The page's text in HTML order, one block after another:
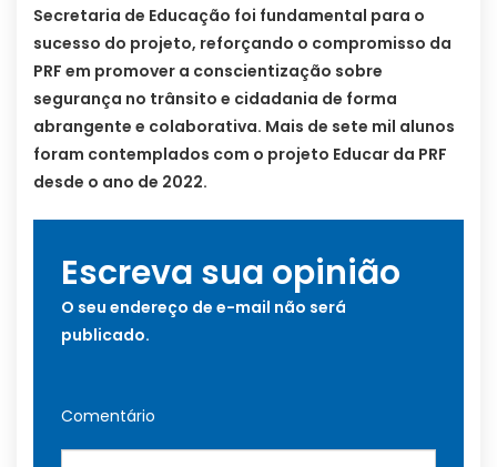
Secretaria de Educação foi fundamental para o
sucesso do projeto, reforçando o compromisso da
PRF em promover a conscientização sobre
segurança no trânsito e cidadania de forma
abrangente e colaborativa. Mais de sete mil alunos
foram contemplados com o projeto Educar da PRF
desde o ano de 2022.
Escreva sua opinião
O seu endereço de e-mail não será
publicado.
Comentário